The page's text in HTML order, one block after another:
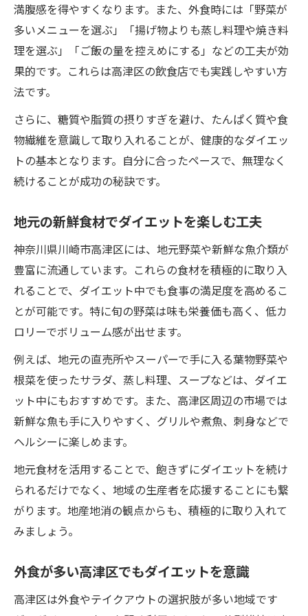
外食時に役立つダイエット食べ方の工夫
ダイエット中も安心できる外食選びのコツ
高津区で外食派向けのダイエット術
メニュー選びが決め手のダイエット方法
満腹感を得やすくなります。また、外食時には「野菜が
多いメニューを選ぶ」「揚げ物よりも蒸し料理や焼き料
理を選ぶ」「ご飯の量を控えめにする」などの工夫が効
果的です。これらは高津区の飲食店でも実践しやすい方
法です。
さらに、糖質や脂質の摂りすぎを避け、たんぱく質や食
物繊維を意識して取り入れることが、健康的なダイエッ
トの基本となります。自分に合ったペースで、無理なく
続けることが成功の秘訣です。
地元の新鮮食材でダイエットを楽しむ工夫
神奈川県川崎市高津区には、地元野菜や新鮮な魚介類が
豊富に流通しています。これらの食材を積極的に取り入
れることで、ダイエット中でも食事の満足度を高めるこ
とが可能です。特に旬の野菜は味も栄養価も高く、低カ
ロリーでボリューム感が出せます。
例えば、地元の直売所やスーパーで手に入る葉物野菜や
根菜を使ったサラダ、蒸し料理、スープなどは、ダイエ
ット中にもおすすめです。また、高津区周辺の市場では
新鮮な魚も手に入りやすく、グリルや煮魚、刺身などで
ヘルシーに楽しめます。
地元食材を活用することで、飽きずにダイエットを続け
られるだけでなく、地域の生産者を応援することにも繋
がります。地産地消の観点からも、積極的に取り入れて
みましょう。
外食が多い高津区でもダイエットを意識
高津区は外食やテイクアウトの選択肢が多い地域です